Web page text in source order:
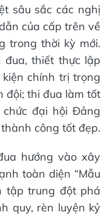
sâu sắc các nghị
của cấp trên về
trong thời kỳ mới.
thiết thực lập
chính trị trọng
đội; thi đua làm tốt
đại hội Đảng
công tốt đẹp.
hướng vào xây
toàn diện “Mẫu
tập trung đột phá
quy, rèn luyện kỷ